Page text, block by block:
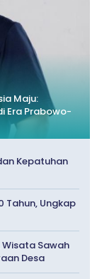
Maju:
Era Prabowo-
Kepatuhan
Tahun, Ungkap
Wisata Sawah
Desa